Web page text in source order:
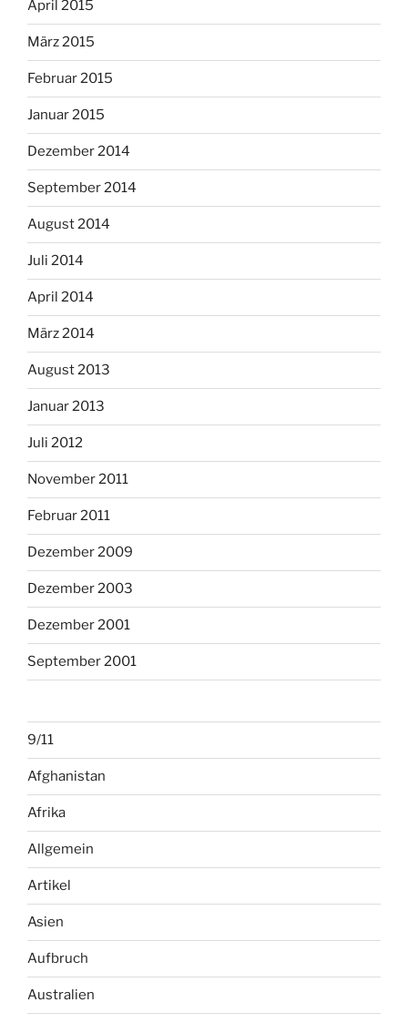
April 2015
März 2015
Februar 2015
Januar 2015
Dezember 2014
September 2014
August 2014
Juli 2014
April 2014
März 2014
August 2013
Januar 2013
Juli 2012
November 2011
Februar 2011
Dezember 2009
Dezember 2003
Dezember 2001
September 2001
9/11
Afghanistan
Afrika
Allgemein
Artikel
Asien
Aufbruch
Australien